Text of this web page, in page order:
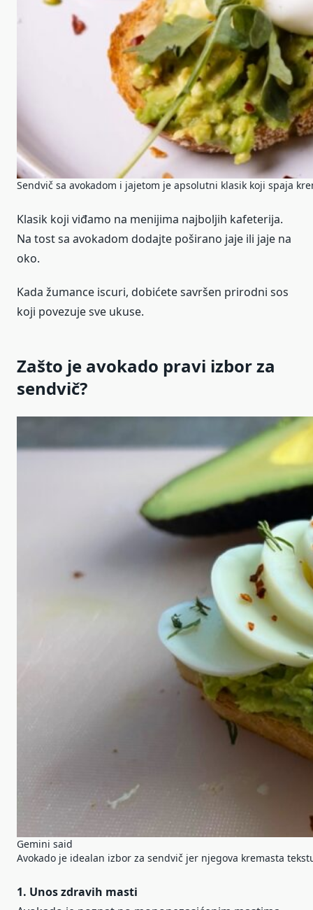
Sendvič sa avokadom i jajetom je apsolutni klasik koji spaja
Klasik koji viđamo na menijima najboljih kafeterija.
Na tost sa avokadom dodajte poširano jaje ili jaje na
oko.
Kada žumance iscuri, dobićete savršen prirodni sos
koji povezuje sve ukuse.
Zašto je avokado pravi izbor za
sendvič?
Gemini said
Avokado je idealan izbor za sendvič jer njegova kremasta
1. Unos zdravih masti